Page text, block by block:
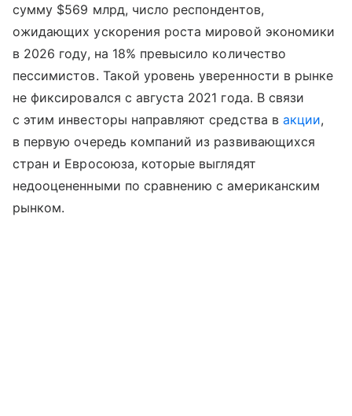
сумму $569 млрд, число респондентов,
ожидающих ускорения роста мировой экономики
в 2026 году, на 18% превысило количество
пессимистов. Такой уровень уверенности в рынке
не фиксировался с августа 2021 года. В связи
с этим инвесторы направляют средства в акции,
в первую очередь компаний из развивающихся
стран и Евросоюза, которые выглядят
недооцененными по сравнению с американским
рынком.